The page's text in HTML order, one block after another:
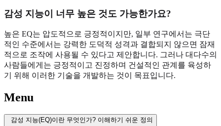
감성 지능이 너무 높은 것도 가능한가요?
높은 EQ는 압도적으로 긍정적이지만, 일부 연구에서는 극단
적인 수준에서는 강력한 도덕적 성격과 결합되지 않으면 잠재
적으로 조작에 사용될 수 있다고 제안합니다. 그러나 대다수의
사람들에게는 긍정적이고 진정하며 건설적인 관계를 육성하
기 위해 이러한 기술을 개발하는 것이 목표입니다.
Menu
감성 지능(EQ)이란 무엇인가? 이해하기 쉬운 정의